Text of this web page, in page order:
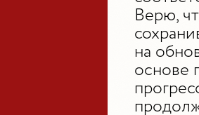
Верю,
на
основе